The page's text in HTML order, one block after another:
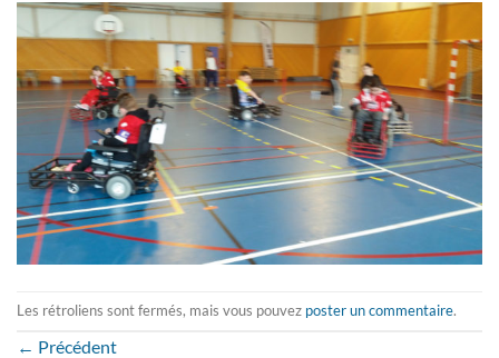
Les rétroliens sont fermés, mais vous pouvez poster un commentaire.
← Précédent